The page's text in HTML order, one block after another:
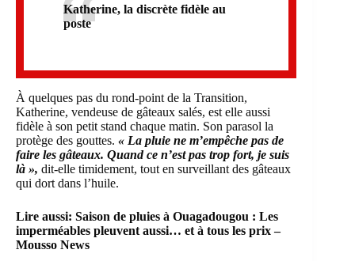
Katherine, la discrète fidèle au
poste
À quelques pas du rond-point de la Transition,
Katherine, vendeuse de gâteaux salés, est elle aussi
fidèle à son petit stand chaque matin. Son parasol la
protège des gouttes. « La pluie ne m’empêche pas de
faire les gâteaux. Quand ce n’est pas trop fort, je suis
là », dit-elle timidement, tout en surveillant des gâteaux
qui dort dans l’huile.
Lire aussi: Saison de pluies à Ouagadougou : Les
imperméables pleuvent aussi… et à tous les prix –
Mousso News